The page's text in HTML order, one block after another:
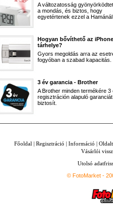
A változatosság
a mondás, és biztos, hogy
egyetértenek ezzel a
Hogyan bővíthető az iPhone
tárhelye?
Gyors megoldás arra az
fogyóban a szabad kapacitás.
3 év garancia - Brother
A Brother minden termékére 3
regisztráción alapuló garanciát
biztosít.
Főoldal | Regisztráció | Információ |
Vásárlói
Utolsó
© FotoMarket -